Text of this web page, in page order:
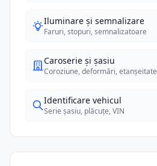
Iluminare și semnalizare
Faruri, stopuri, semnalizatoare
Caroserie și șasiu
Coroziune, deformări, etanșeitate
Identificare vehicul
Serie șasiu, plăcuțe, VIN